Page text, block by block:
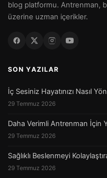
blog platformu. Antrenman,
üzerine uzman içerikler.
SON YAZILAR
İç Sesiniz Hayatınızı Nasıl
29 Temmuz 2026
Daha Verimli Antrenman İçin
29 Temmuz 2026
Sağlıklı Beslenmeyi
29 Temmuz 2026